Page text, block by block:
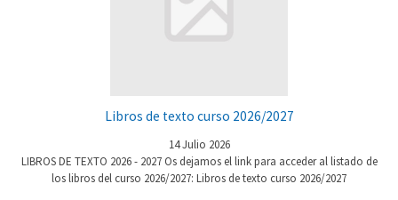
Libros de texto curso 2026/2027
14 Julio 2026
LIBROS DE TEXTO 2026 - 2027 Os dejamos el link para acceder al listado de
los libros del curso 2026/2027: Libros de texto curso 2026/2027